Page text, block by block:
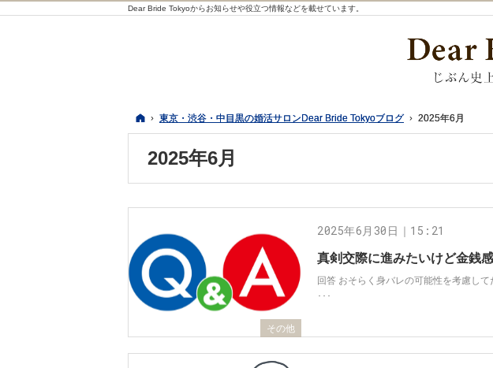
ホーム
東京・渋谷・中目黒の婚活サロンDear Bride Tokyoブログ 2025年6月
2025年6月
Dear Bride Tokyoからお知らせや役立つ情報などを載せています。
その他
真剣交際に進みたいけど金銭
2025年6月30日｜15:21
回答 おそらく身バレの可能性を考慮し
･･･
ホーム
東京・渋谷・中目黒の婚活サロンDear Bride Tokyoブログ 2025年6月